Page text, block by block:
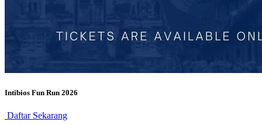
Intibios Fun Run 2026
Daftar Sekarang